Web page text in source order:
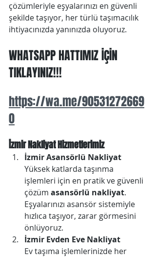
çözümleriyle eşyalarınızı en güvenli
şekilde taşıyor, her türlü taşımacılık
ihtiyacınızda yanınızda oluyoruz.
WHATSAPP HATTIMIZ İÇİN
TIKLAYINIZ!!!
https://wa.me/90531272669
0
İzmir Nakliyat Hizmetlerimiz
İzmir Asansörlü Nakliyat
Yüksek katlarda taşınma
işlemleri için en pratik ve güvenli
çözüm asansörlü nakliyat.
Eşyalarınızı asansör sistemiyle
hızlıca taşıyor, zarar görmesini
önlüyoruz.
İzmir Evden Eve Nakliyat
Ev taşıma işlemlerinizde her